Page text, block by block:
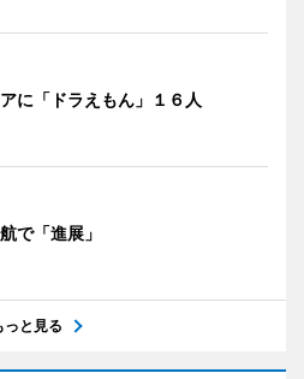
に「ドラえもん」１６人
で「進展」
っと見る